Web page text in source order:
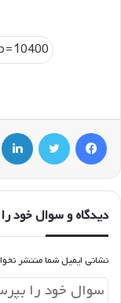
فیسبوک توییتر
دیدگاه و سوال خود
نشانی ایمیل شما منتشر